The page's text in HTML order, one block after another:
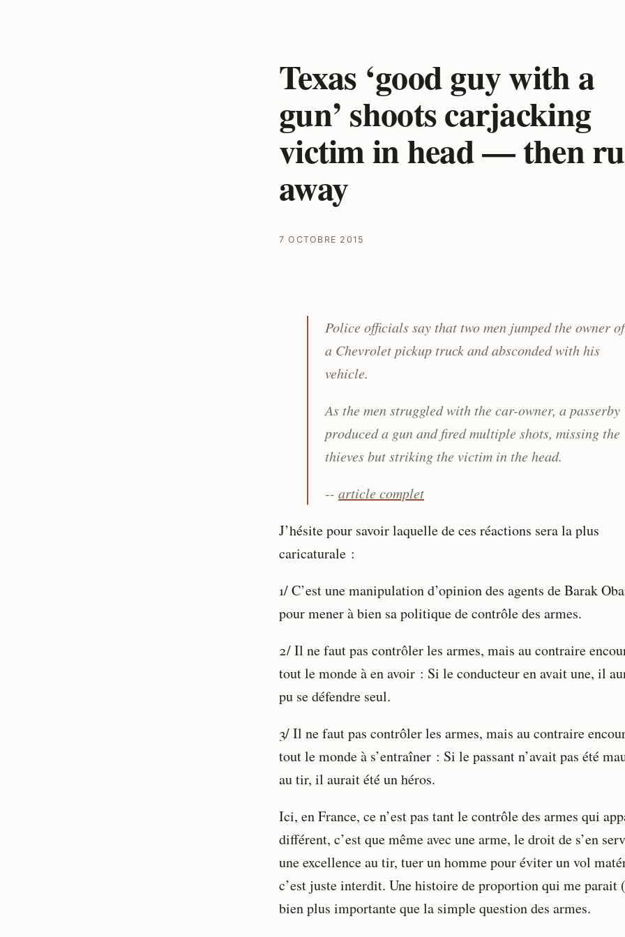
Texas ‘good guy with a
gun’ shoots carjacking
victim in head — then
away
7 OCTOBRE 2015
Police officials say that two men jumped the owner of
a Chevrolet pickup truck and absconded with his
vehicle.
As the men struggled with the car-owner, a passerby
produced a gun and fired multiple shots, missing the
thieves but striking the victim in the head.
-- article complet
J’hésite pour savoir laquelle de ces réactions sera la plus
caricaturale :
1/ C’est une manipulation d’opinion des agents de Barak
pour mener à bien sa politique de contrôle des armes.
2/ Il ne faut pas contrôler les armes, mais au contraire
tout le monde à en avoir : Si le conducteur en avait une, il
pu se défendre seul.
3/ Il ne faut pas contrôler les armes, mais au contraire
tout le monde à s’entraîner : Si le passant n’avait pas été
au tir, il aurait été un héros.
Ici, en France, ce n’est pas tant le contrôle des armes qui
différent, c’est que même avec une arme, le droit de s’en
une excellence au tir, tuer un homme pour éviter un vol
c’est juste interdit. Une histoire de proportion qui me parait
bien plus importante que la simple question des armes.